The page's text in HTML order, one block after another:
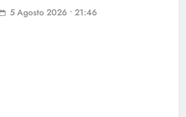
5 Agosto 2026 • 21:46